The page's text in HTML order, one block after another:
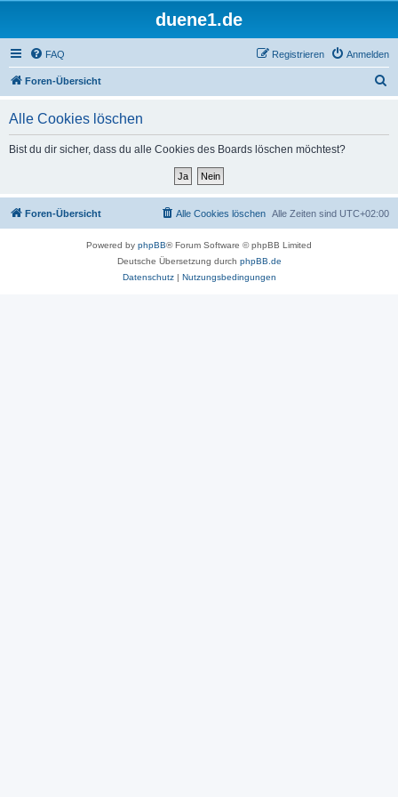
duene1.de
FAQ Anmelden
Registrieren
Foren-Übersicht
Alle Cookies löschen
Bist du dir sicher, dass du alle Cookies des Boards löschen möchtest?
Foren-Übersicht Alle Zeiten sind UTC+02:00
Alle Cookies löschen
Powered by phpBB® Forum Software © phpBB Limited
Deutsche Übersetzung durch phpBB.de
Datenschutz| Nutzungsbedingungen